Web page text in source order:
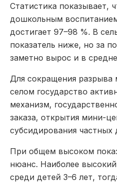
Статистика показывает,
дошкольным
достигает 97–98 %. В
показатель ниже, но за
заметно вырос и в
Для сокращения
селом государство
механизм,
заказа, открытия мини-
субсидирования частных
При общем высоком
нюанс. Наиболее
среди детей 3–6 лет,